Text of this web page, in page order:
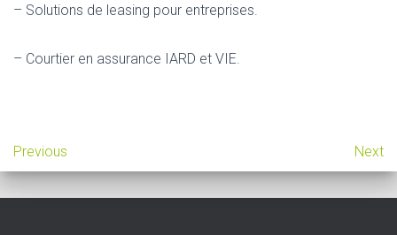
– Solutions de leasing pour entreprises.
– Courtier en assurance IARD et VIE.
Previous Next